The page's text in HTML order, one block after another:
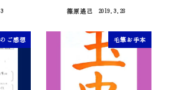
篠原遙己
2019.3.28
ご感想 毛筆お手本